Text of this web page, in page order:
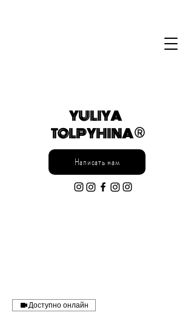
YULIYA
TOLPYHINA ®
Написать нам
Доступно онлайн